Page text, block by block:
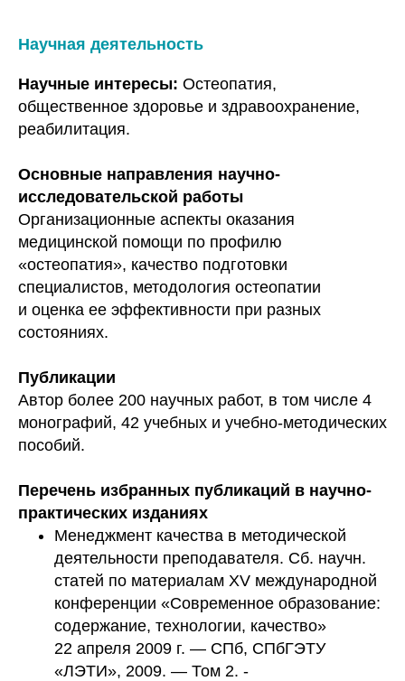
Научная деятельность
Научные интересы: Остеопатия,
общественное здоровье и здравоохранение,
реабилитация.
Основные направления научно-
исследовательской работы
Организационные аспекты оказания
медицинской помощи по профилю
«остеопатия», качество подготовки
специалистов, методология остеопатии
и оценка ее эффективности при разных
состояниях.
Публикации
Автор более 200 научных работ, в том числе 4
монографий, 42 учебных и учебно-методических
пособий.
Перечень избранных публикаций в научно-
практических изданиях
Менеджмент качества в методической
деятельности преподавателя. Сб. научн.
статей по материалам XV международной
конференции «Современное образование:
содержание, технологии, качество»
22 апреля 2009 г. — СПб, СПбГЭТУ
«ЛЭТИ», 2009. — Том 2. -